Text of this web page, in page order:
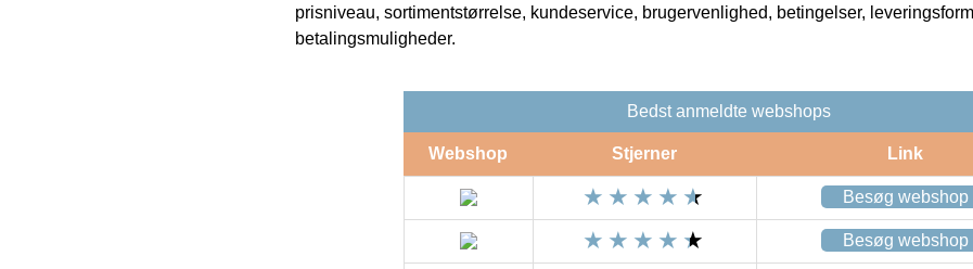
prisniveau, sortimentstørrelse, kundeservice, brugervenlighed, betingelser,
betalingsmuligheder.
Bedst anmeldte webshops
Webshop Stjerner Link
Besøg webshop
Besøg webshop